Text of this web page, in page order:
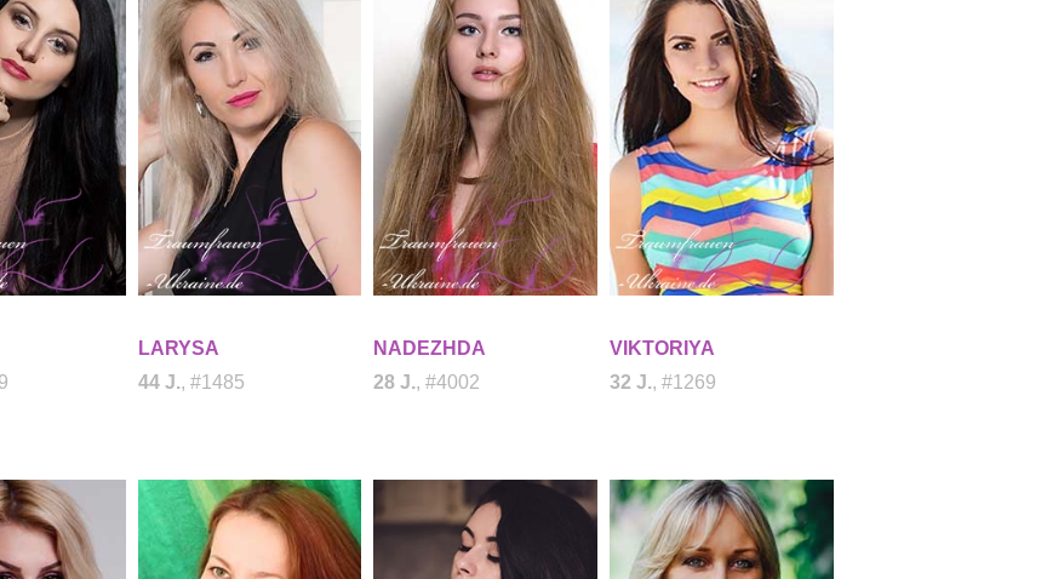
LARYSA
44 J., #1485
NADEZHDA
28 J., #4002
VIKTORIYA
32 J., #1269